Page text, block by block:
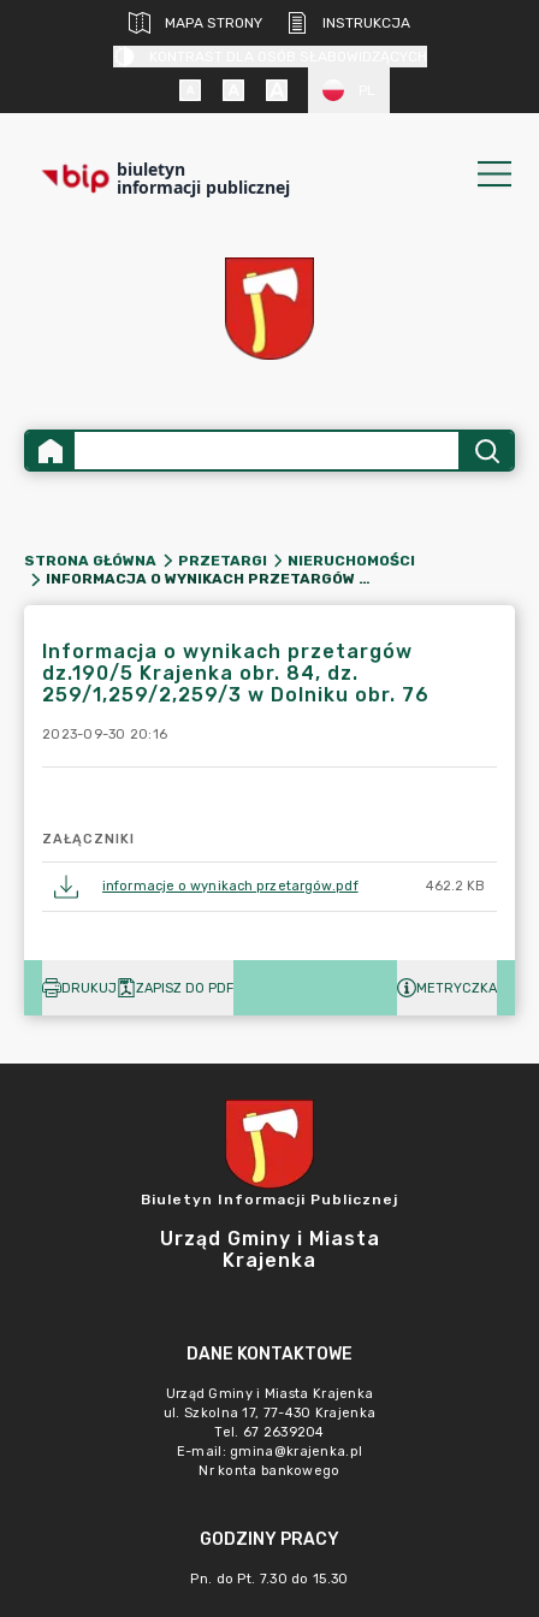
MAPA STRONY
INSTRUKCJA
biuletyn
informacji publicznej
STRONA GŁÓWNA PRZETARGI
NIERUCHOMOŚCI
INFORMACJA O WYNIKACH PRZETARGÓW DZ.190/5 KRAJENKA OBR. 84, DZ. 259/1,259/2,259/3 W DOLNIKU OBR. 76
Informacja o wynikach przetargów
dz.190/5 Krajenka obr. 84, dz.
259/1,259/2,259/3 w Dolniku obr. 76
2023-09-30 20:16
ZAŁĄCZNIKI
informacje o wynikach przetargów.pdf 462.2 KB
DRUKUJ ZAPISZ DO PDF METRYCZKA
Biuletyn Informacji Publicznej
Urząd Gminy i Miasta
Krajenka
DANE KONTAKTOWE
Urząd Gminy i Miasta Krajenka
ul. Szkolna 17, 77-430 Krajenka
Tel. 67 2639204
E-mail: gmina@krajenka.pl
Nr konta bankowego
GODZINY PRACY
Pn. do Pt. 7.30 do 15.30